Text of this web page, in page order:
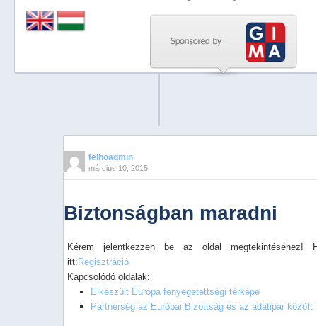
felhoadmin
március 10, 2015
Biztonságban maradni
Kérem jelentkezzen be az oldal megtekintéséhez!
itt: Regisztráció
Kapcsolódó oldalak:
Elkészült Európa fenyegetettségi térképe
Partnerség az Európai Bizottság és az adatipar között